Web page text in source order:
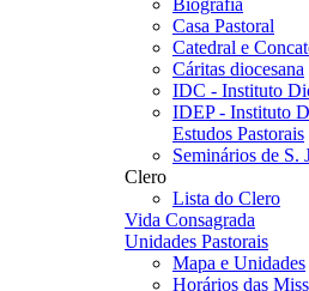
Biografia
Casa Pastoral
Catedral e
Cáritas diocesana
IDC - Instituto
IDEP - Instituto
Estudos Pastorais
Seminários de S.
Clero
Lista do Clero
Vida Consagrada
Unidades Pastorais
Mapa e Unidades
Horários das